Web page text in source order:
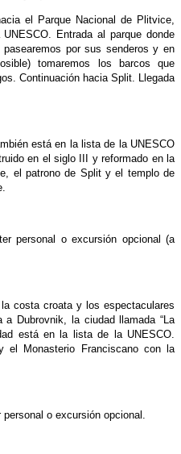
el Parque Nacional de Plitvice,
Entrada al parque donde
por sus senderos y en
tomaremos los barcos que
Continuación hacia Split. Llegada
está en la lista de la UNESCO
en el siglo III y reformado en la
el patrono de Split y el templo de
personal o excursión opcional (a
costa croata y los espectaculares
Dubrovnik, la ciudad llamada “La
está en la lista de la UNESCO.
el Monasterio Franciscano con la
o excursión opcional.